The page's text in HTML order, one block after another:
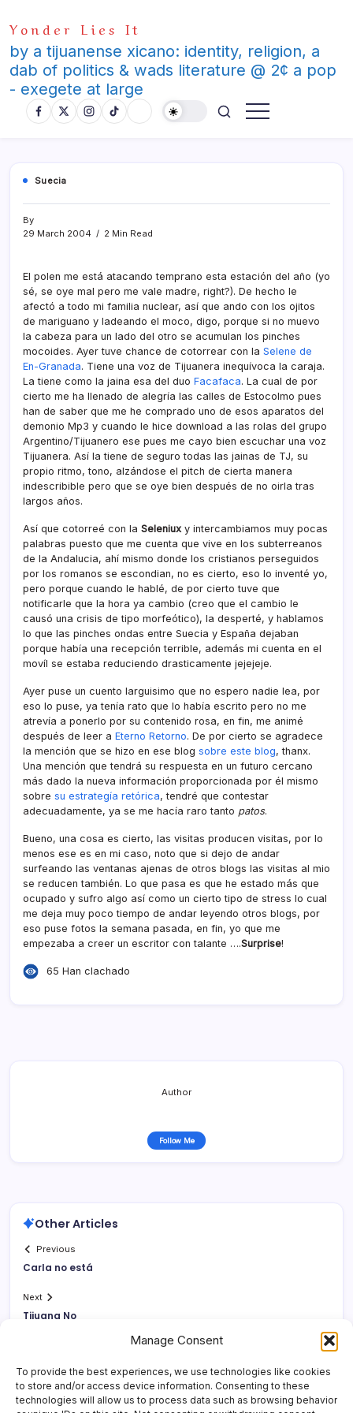
Manage Consent
To provide the best experiences, we use technologies like cookies
to store and/or access device information. Consenting to these
technologies will allow us to process data such as browsing behavior
to
content
Yonder Lies It
by a tijuanense xicano: identity, religion, a
dab of politics & wads literature @ 2¢ a pop
- exegete at large
Suecia
By
29 March 2004
2 Min Read
El polen me está atacando temprano esta estación del año (yo
sé, se oye mal pero me vale madre, right?). De hecho le
afectó a todo mi familia nuclear, así­ que ando con los ojitos
de mariguano y ladeando el moco, digo, porque si no muevo
la cabeza para un lado del otro se acumulan los pinches
mocoides. Ayer tuve chance de cotorrear con la Selene de
En-Granada. Tiene una voz de Tijuanera inequí­voca la caraja.
La tiene como la jaina esa del duo Facafaca. La cual de por
cierto me ha llenado de alegrí­a las calles de Estocolmo pues
han de saber que me he comprado uno de esos aparatos del
demonio Mp3 y cuando le hice download a las rolas del grupo
Argentino/Tijuanero ese pues me cayo bien escuchar una voz
Tijuanera. Así­ la tiene de seguro todas las jainas de TJ, su
propio ritmo, tono, alzándose el pitch de cierta manera
indescribible pero que se oye bien después de no oirla tras
largos años.
Así­ que cotorreé con la Seleniux y intercambiamos muy pocas
palabras puesto que me cuenta que vive en los subterreanos
de la Andalucia, ahí­ mismo donde los cristianos perseguidos
por los romanos se escondian, no es cierto, eso lo inventé yo,
pero porque cuando le hablé, de por cierto tuve que
notificarle que la hora ya cambio (creo que el cambio le
causó una crisis de tipo morfeótico), la desperté, y hablamos
lo que las pinches ondas entre Suecia y España dejaban
porque habí­a una recepción terrible, además mi cuenta en el
moví­l se estaba reduciendo drasticamente jejejeje.
Ayer puse un cuento larguisimo que no espero nadie lea, por
eso lo puse, ya tení­a rato que lo habí­a escrito pero no me
atreví­a a ponerlo por su contenido rosa, en fin, me animé
después de leer a Eterno Retorno. De por cierto se agradece
la mención que se hizo en ese blog sobre este blog, thanx.
Una mención que tendrá su respuesta en un futuro cercano
más dado la nueva información proporcionada por él mismo
sobre su estrategí­a retórica, tendré que contestar
adecuadamente, ya se me hací­a raro tanto patos.
Bueno, una cosa es cierto, las visitas producen visitas, por lo
menos ese es en mi caso, noto que si dejo de andar
surfeando las ventanas ajenas de otros blogs las visitas al mio
se reducen también. Lo que pasa es que he estado más que
ocupado y sufro algo así­ como un cierto tipo de stress lo cual
me deja muy poco tiempo de andar leyendo otros blogs, por
eso puse fotos la semana pasada, en fin, yo que me
empezaba a creer un escritor con talante ….Surprise!
65 Han clachado
Author
Follow Me
Other Articles
Previous
Carla no está
Next
Tijuana No